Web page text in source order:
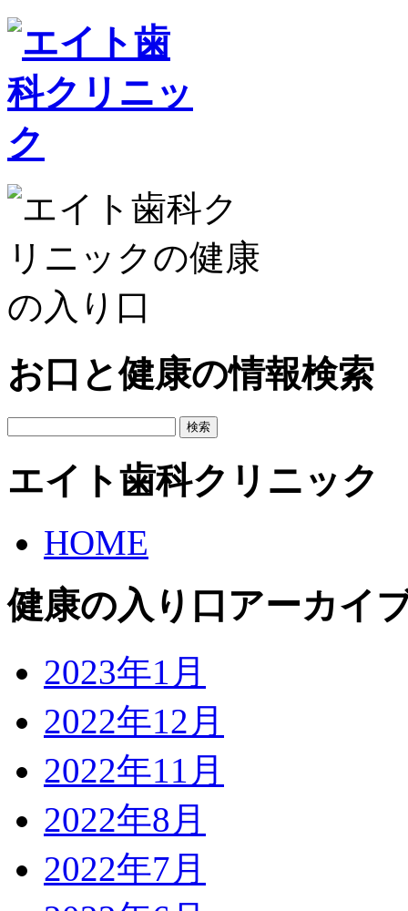
お口と健康の情報検索
エイト歯科クリニック
HOME
健康の入り口アーカイ
2023年1月
2022年12月
2022年11月
2022年8月
2022年7月